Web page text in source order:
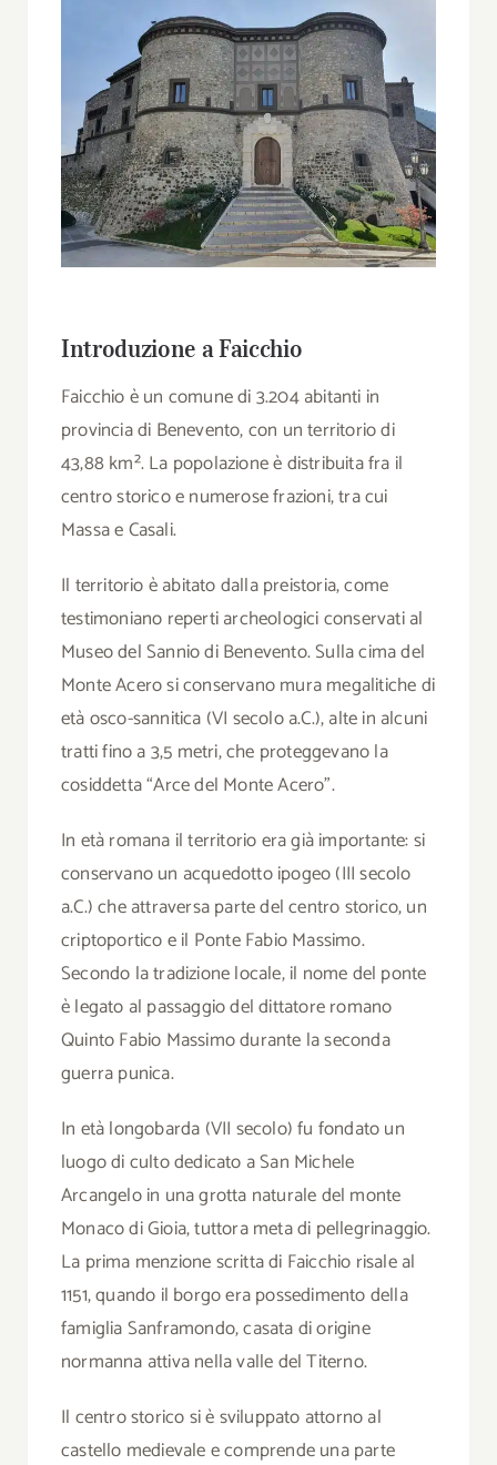
Introduzione a Faicchio
Faicchio è un comune di 3.204 abitanti in
provincia di Benevento, con un territorio di
43,88 km². La popolazione è distribuita fra il
centro storico e numerose frazioni, tra cui
Massa e Casali.
Il territorio è abitato dalla preistoria, come
testimoniano reperti archeologici conservati al
Museo del Sannio di Benevento. Sulla cima del
Monte Acero si conservano mura megalitiche di
età osco-sannitica (VI secolo a.C.), alte in alcuni
tratti fino a 3,5 metri, che proteggevano la
cosiddetta “Arce del Monte Acero”.
In età romana il territorio era già importante: si
conservano un acquedotto ipogeo (III secolo
a.C.) che attraversa parte del centro storico, un
criptoportico e il Ponte Fabio Massimo.
Secondo la tradizione locale, il nome del ponte
è legato al passaggio del dittatore romano
Quinto Fabio Massimo durante la seconda
guerra punica.
In età longobarda (VII secolo) fu fondato un
luogo di culto dedicato a San Michele
Arcangelo in una grotta naturale del monte
Monaco di Gioia, tuttora meta di pellegrinaggio.
La prima menzione scritta di Faicchio risale al
1151, quando il borgo era possedimento della
famiglia Sanframondo, casata di origine
normanna attiva nella valle del Titerno.
Il centro storico si è sviluppato attorno al
castello medievale e comprende una parte